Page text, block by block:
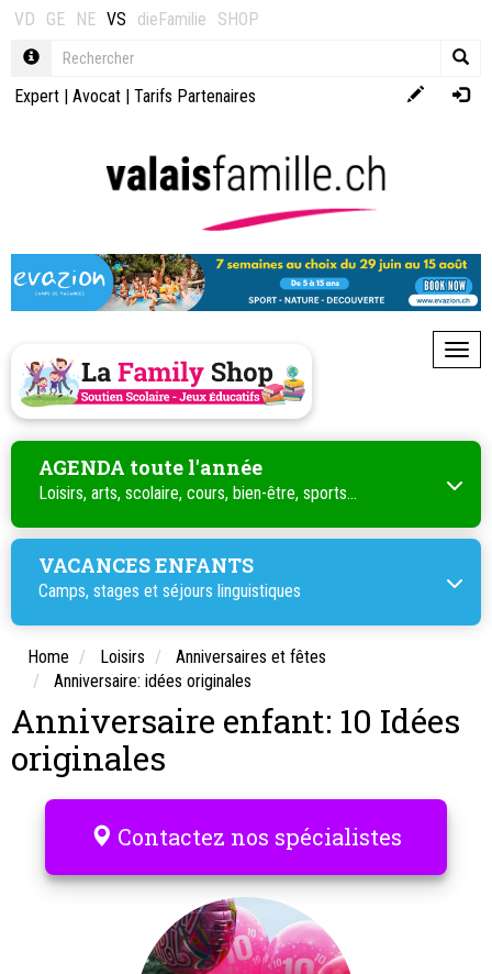
VD GE NE VS dieFamilie SHOP
Expert | Avocat | Tarifs Partenaires
AGENDA toute l'année
Loisirs, arts, scolaire, cours, bien-être, sports...
VACANCES ENFANTS
Camps, stages et séjours linguistiques
Home Loisirs
Anniversaires et fêtes
Anniversaire: idées originales
Anniversaire enfant: 10 Idées
originales
Contactez nos spécialistes